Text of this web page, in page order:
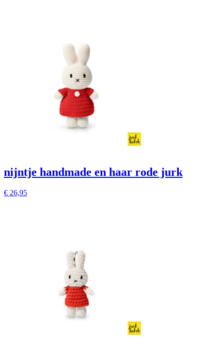
nijntje handmade en haar rode jurk
€ 26,95